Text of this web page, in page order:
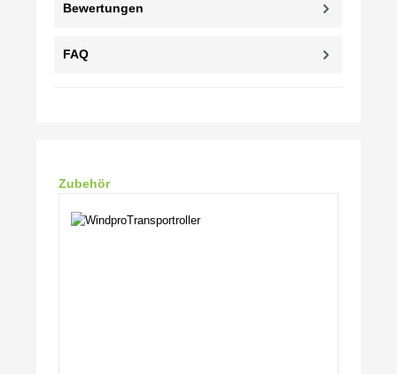
Bewertungen
FAQ
Produktgalerie überspringen
Zubehör